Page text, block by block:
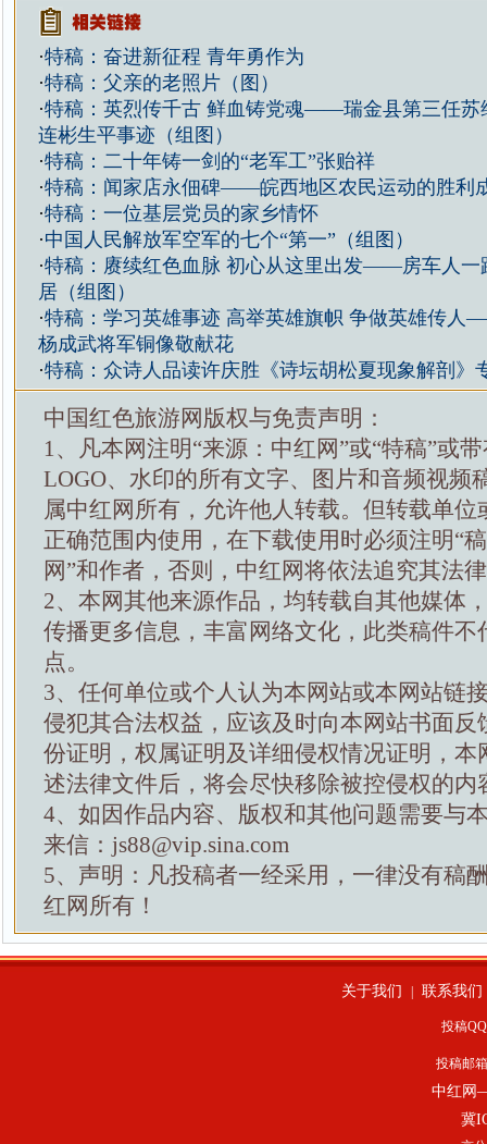
·特稿：奋进新征程 青年勇作为
·特稿：父亲的老照片（图）
·特稿：英烈传千古 鲜血铸党魂——瑞金县第三任苏
连彬生平事迹（组图）
·特稿：二十年铸一剑的“老军工”张贻祥
·特稿：闻家店永佃碑——皖西地区农民运动的胜利
·特稿：一位基层党员的家乡情怀
·中国人民解放军空军的七个“第一”（组图）
·特稿：赓续红色血脉 初心从这里出发——房车人一
居（组图）
·特稿：学习英雄事迹 高举英雄旗帜 争做英雄传人
杨成武将军铜像敬献花
·特稿：众诗人品读许庆胜《诗坛胡松夏现象解剖》
中国红色旅游网版权与免责声明：
1、凡本网注明“来源：中红网”或“特稿”或
LOGO、水印的所有文字、图片和音频视频
属中红网所有，允许他人转载。但转载单位
正确范围内使用，在下载使用时必须注明“
网”和作者，否则，中红网将依法追究其法
2、本网其他来源作品，均转载自其他媒体
传播更多信息，丰富网络文化，此类稿件不
点。
3、任何单位或个人认为本网站或本网站链
侵犯其合法权益，应该及时向本网站书面反
份证明，权属证明及详细侵权情况证明，本
述法律文件后，将会尽快移除被控侵权的内
4、如因作品内容、版权和其他问题需要与
来信：js88@vip.sina.com
5、声明：凡投稿者一经采用，一律没有稿
红网所有！
关于我们 联系我们
投稿
投稿邮
中红网
冀